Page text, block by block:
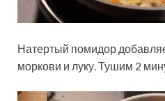
Натертый помидор
моркови и луку. Тушим 2